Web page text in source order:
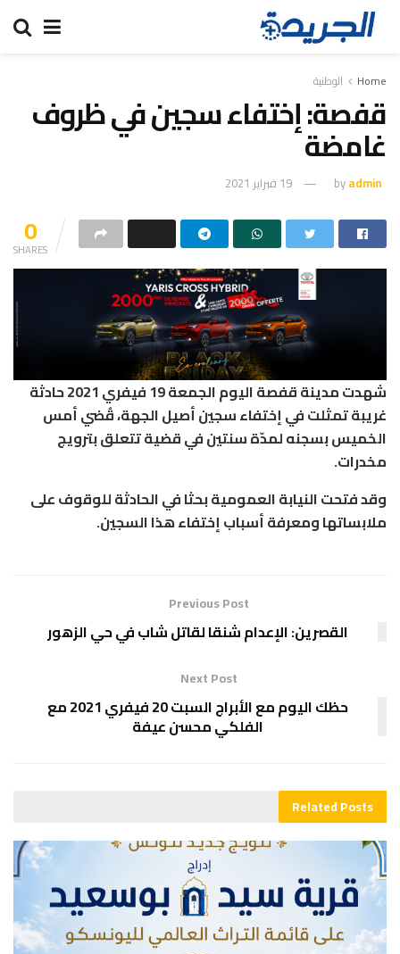
Home الوطنية
قفصة: إختفاء سجين في ظروف
غامضة
byadmin 19 فبراير 2021
0
SHARES
شهدت مدينة قفصة اليوم الجمعة 19 فيفري 2021 حادثة
غريبة تمثلت في إختفاء سجين أصيل الجهة، قُضي أمس
الخميس بسجنه لمدّة سنتين في قضية تتعلق بترويج
مخدرات.
وقد فتحت النيابة العمومية بحثا في الحادثة للوقوف على
ملابساتها ومعرفة أسباب إختفاء هذا السجين.
Previous Post
القصرين: الإعدام شنقا لقاتل شاب في حي الزهور
Next Post
حظك اليوم مع الأبراج السبت 20 فيفري 2021 مع
الفلكي محسن عيفة
RelatedPosts